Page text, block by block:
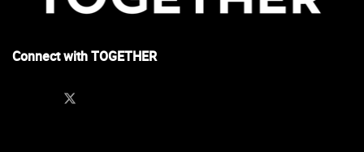
Connect with TOGETHER